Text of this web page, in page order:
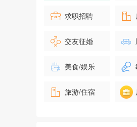
求职招聘
交友征婚
美食/娱乐
旅游/住宿
0人已报名